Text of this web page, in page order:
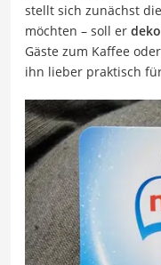
stellt sich zunächst
möchten – soll er
Gäste zum Kaffee
ihn lieber praktisch